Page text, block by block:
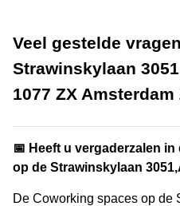
Veel gestelde
Strawinskylaan
1077 ZX Amsterdam
📅 Heeft u vergaderzalen
op de Strawinskylaan
De Coworking spaces op de